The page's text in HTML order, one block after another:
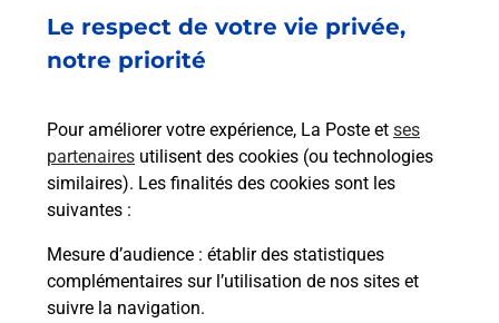
Le respect de votre vie privée,
notre priorité
Pour améliorer votre expérience, La Poste et ses
partenaires utilisent des cookies (ou technologies
similaires). Les finalités des cookies sont les
suivantes :
Mesure d’audience : établir des statistiques
complémentaires sur l’utilisation de nos sites et
suivre la navigation.
En savoir plus
Envoyer un colis